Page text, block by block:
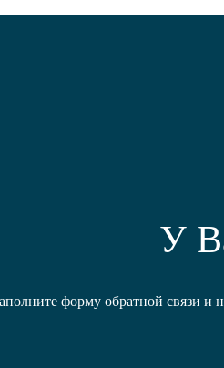
У
форму обратной связи и